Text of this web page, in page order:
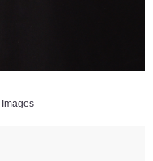
Images